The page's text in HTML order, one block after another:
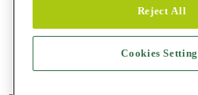
Reject All
Cookies